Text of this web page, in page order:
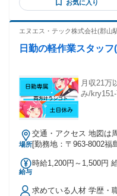
休みが良い ＊ワーク
ろん（個人・法人問わ
も 歓迎いたします◎
お気に入り
エヌエス・テック株式会社(郡山
日勤の軽作業スタッ
月収21万
み/
場所
交通・アクセス 地図は
[勤務地：〒963-8002福
給与
時給1,200円～1,500円
求めている人材 学歴・職歴不問。 20代・30